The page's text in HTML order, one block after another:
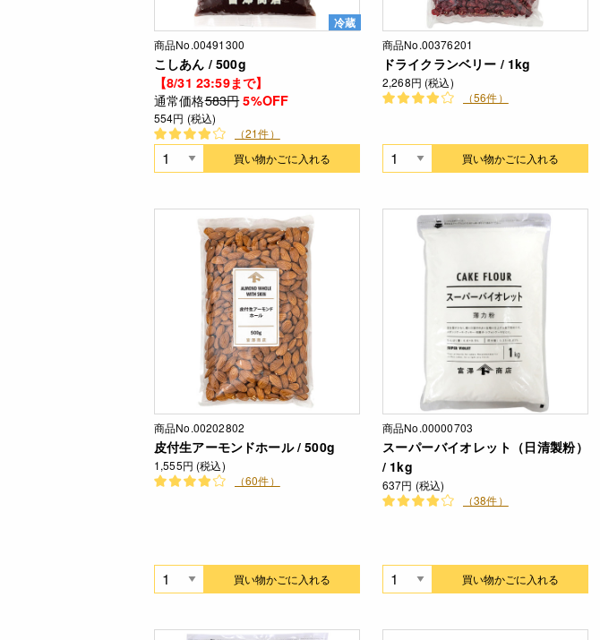
冷蔵
商品No.00491300
こしあん / 500g
【8/31 23:59まで】
通常価格583円 5%OFF
554円 (税込)
（21件）
買い物かごに入れる
商品No.00376201
ドライクランベリー / 1kg
2,268円 (税込)
（56件）
買い物かごに入れる
商品No.00202802
皮付生アーモンドホール / 500g
1,555円 (税込)
（60件）
買い物かごに入れる
商品No.00000703
スーパーバイオレット（日清製粉）
/ 1kg
637円 (税込)
（38件）
買い物かごに入れる